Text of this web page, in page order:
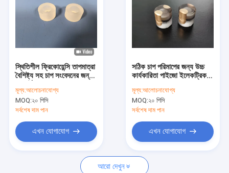
আমাদের সম্বন্ধে
আমাদের সাথে যোগাযোগ
খবর
মামলা
একটি উদ্ধৃতি অনুরোধ করুন
স্থিতিশীল ফ্রিকোয়েন্সি তাপমাত্রা
বৈশিষ্ট্য সহ চাপ সংবেদনের জন্য
মূল্য:আলোচনাযোগ্য
MOQ:২০ পিসি
সর্বশেষ দাম পান
এখন যোগাযোগ
সঠিক চাপ পরিমাপের জন্য উচ্চ
কার্যকারিতা পাইজো ইলেকট্রিক
মূল্য:আলোচনাযোগ্য
MOQ:২০ পিসি
সর্বশেষ দাম পান
এখন যোগাযোগ
আরো দেখুন